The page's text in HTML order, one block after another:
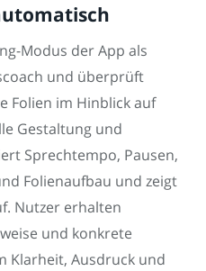
Modus der App als
und überprüft
Folien im Hinblick auf
Gestaltung und
Sprechtempo, Pausen,
Folienaufbau und zeigt
Nutzer erhalten
und konkrete
Klarheit, Ausdruck und